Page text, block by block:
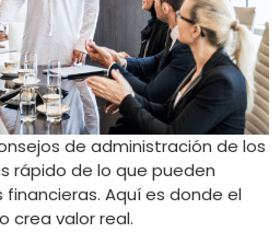
de administración de los
rápido de lo que pueden
Aquí es donde el
crea valor real.